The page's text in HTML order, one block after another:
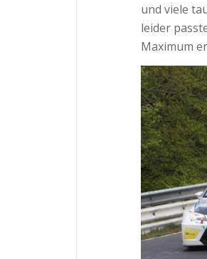
und viele
leider
Maximum